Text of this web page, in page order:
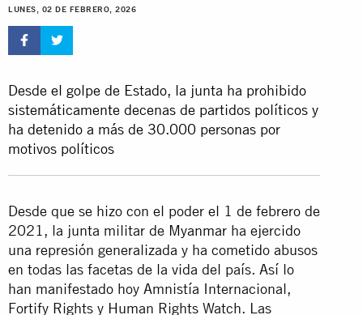
LUNES, 02 DE FEBRERO, 2026
Desde el golpe de Estado, la junta ha prohibido
sistemáticamente decenas de partidos políticos y
ha detenido a más de 30.000 personas por
motivos políticos
Desde que se hizo con el poder el 1 de febrero de
2021, la junta militar de Myanmar ha ejercido
una represión generalizada y ha cometido abusos
en todas las facetas de la vida del país. Así lo
han manifestado hoy Amnistía Internacional,
Fortify Rights y Human Rights Watch. Las